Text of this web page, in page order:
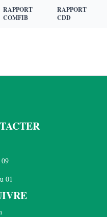
RAPPORT
COMFIB
RAPPORT
CDD
01